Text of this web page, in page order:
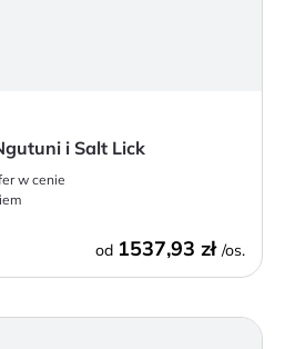
i Salt Lick
w cenie
od 1537,93 zł /os.